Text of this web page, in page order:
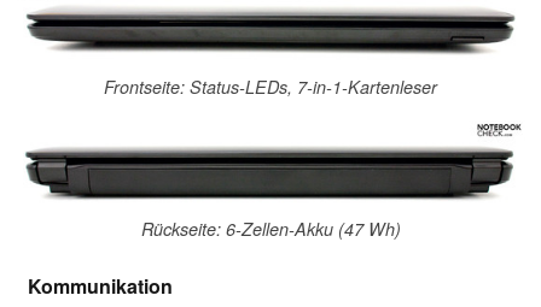
Frontseite: Status-LEDs, 7-in-1-Kartenleser
Rückseite: 6-Zellen-Akku (47 Wh)
Kommunikation